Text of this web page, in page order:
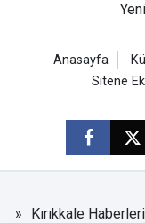
Anasayfa
Sitene
Kırıkkale Haberleri